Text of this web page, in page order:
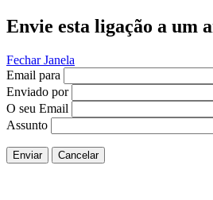
Envie esta ligação a um
Fechar Janela
Email para
Enviado por
O seu Email
Assunto
Enviar Cancelar